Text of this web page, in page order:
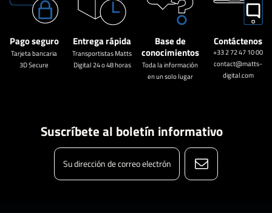
Pago seguro
Tarjeta bancaria
3D Secure
Entrega rápida
Transportistas Matts
Digital 24 o 48 horas
Base de
conocimientos
Toda la información
en un solo lugar
Contáctenos
+33 2 72 47 10 00
contact@matts-
digital.com
Suscríbete al boletín informativo